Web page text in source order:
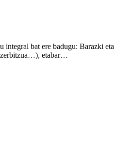
integral bat ere badugu: Barazki
zerbitzua…), etabar…